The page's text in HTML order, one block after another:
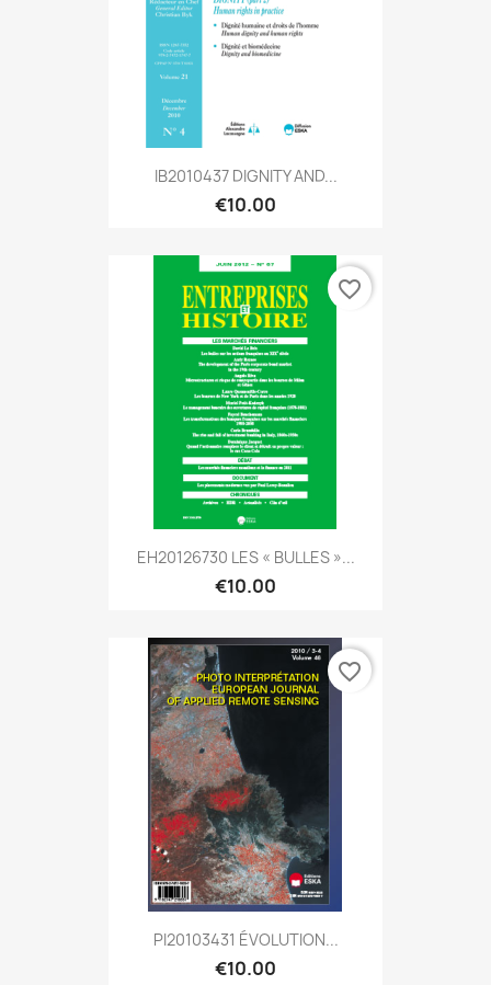
IB2010437 DIGNITY AND...
€10.00
EH20126730 LES « BULLES »...
€10.00
favorite_border
PI20103431 ÉVOLUTION...
€10.00
favorite_border